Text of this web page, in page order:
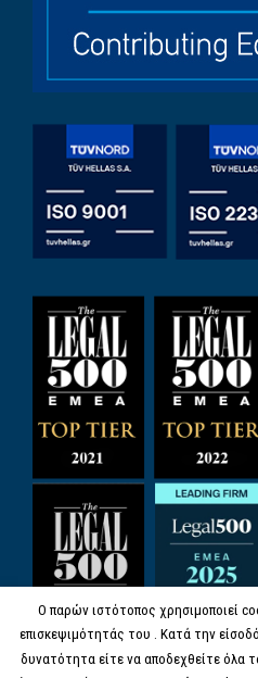
Ο παρών ιστότοπος χρησιμοποιεί
επισκεψιμότητάς του . Κατά την
δυνατότητα είτε να αποδεχθείτε όλα